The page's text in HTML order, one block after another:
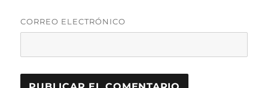
CORREO ELECTRÓNICO